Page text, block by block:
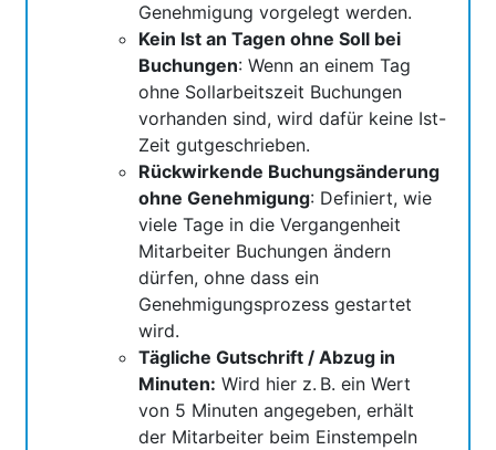
Genehmigung vorgelegt werden.
Kein Ist an Tagen ohne Soll bei
Buchungen: Wenn an einem Tag
ohne Sollarbeitszeit Buchungen
vorhanden sind, wird dafür keine Ist-
Zeit gutgeschrieben.
Rückwirkende Buchungsänderung
ohne Genehmigung: Definiert, wie
viele Tage in die Vergangenheit
Mitarbeiter Buchungen ändern
dürfen, ohne dass ein
Genehmigungsprozess gestartet
wird.
Tägliche Gutschrift / Abzug in
Minuten: Wird hier z. B. ein Wert
von 5 Minuten angegeben, erhält
der Mitarbeiter beim Einstempeln